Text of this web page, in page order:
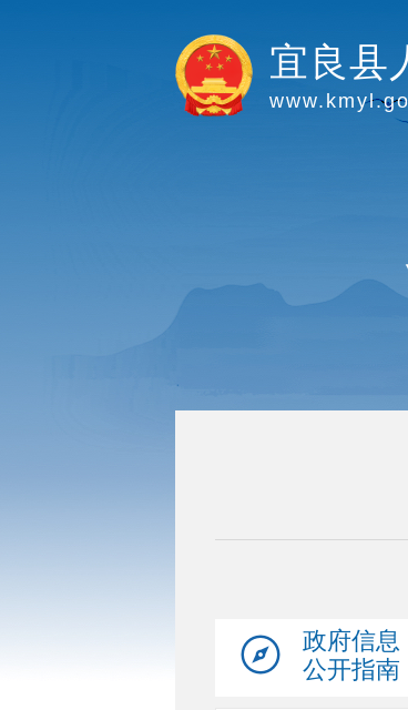
宜良县
政府信息
公开指南